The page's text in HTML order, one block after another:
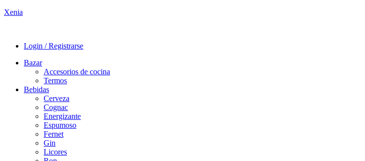
Xenia
Login / Registrarse
Bazar
Accesorios de cocina
Termos
Bebidas
Cerveza
Cognac
Energizante
Espumoso
Fernet
Gin
Licores